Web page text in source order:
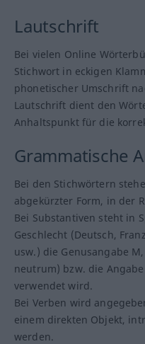
Lautschrift
Bei vielen Online
Stichwort in eckigen
phonetischer Umschrift
Lautschrift dient den
Anhaltspunkt für die
Grammatische
Bei den Stichwörtern
abgekürzter Form, in der
Bei Substantiven steht in
Geschlecht (Deutsch,
usw.) die Genusangabe
neutrum) bzw. die
verwendet wird.
Bei Verben wird
einem direkten Objekt,
werden.